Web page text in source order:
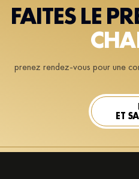
FAITES LE
prenez rendez-vous pour une
ET